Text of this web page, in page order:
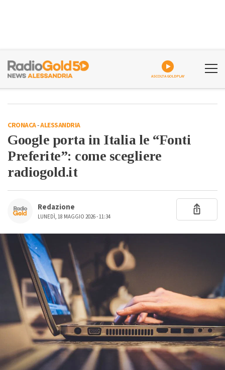
ASCOLTA GOLDPLAY
CRONACA-ALESSANDRIA
Google porta in Italia le “Fonti
Preferite”: come scegliere
radiogold.it
Redazione
LUNEDÌ, 18 MAGGIO 2026 - 11:34